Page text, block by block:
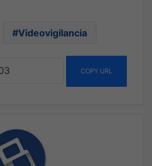
Videovigilancia
COPY URL